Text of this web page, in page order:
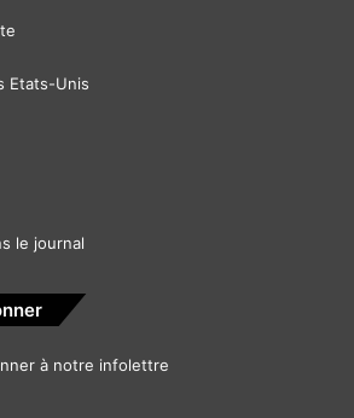
Etats-Unis
le journal
à notre infolettre